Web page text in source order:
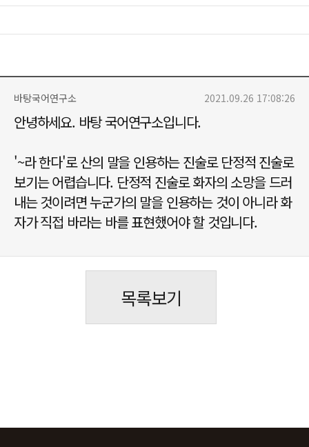
바탕국어연구소 2021.09.26 17:08:26
안녕하세요. 바탕 국어연구소입니다.
'~라 한다'로 산의 말을 인용하는 진술로 단정적 진술로
보기는 어렵습니다. 단정적 진술로 화자의 소망을 드러
내는 것이려면 누군가의 말을 인용하는 것이 아니라 화
자가 직접 바라는 바를 표현했어야 할 것입니다.
목록보기